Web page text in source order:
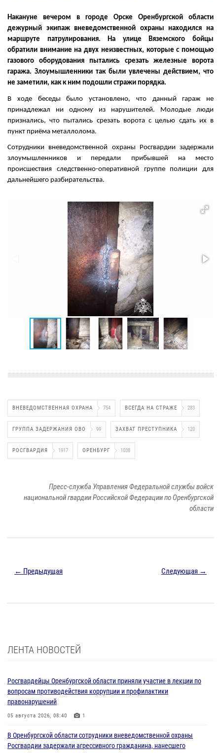
Накануне вечером в городе Орске Оренбургской области
дежурный экипаж вневедомственной охраны находился на
маршруте патрулирования. На улице Вяземского бойцы
обратили внимание на двух неизвестных, которые с помощью
газового оборудования пытались срезать железные ворота
гаража. Злоумышленники так были увлечены действием, что
не заметили, как к ним подошли стражи порядка.
В ходе беседы было установлено, что данный гараж не
принадлежал ни одному из нарушителей. Молодые люди
признались, что пытались срезать ворота с целью сдать их в
пункт приёма металлолома.
Сотрудники вневедомственной охраны Росгвардии задержали
злоумышленников и передали прибывшей на место
происшествия следственно-оперативной группе полиции для
дальнейшего разбирательства.
ВНЕВЕДОМСТВЕННАЯ ОХРАНА 754 ВСЕГДА НА СТРАЖЕ 283
ГРУППА ЗАДЕРЖАНИЯ ОВО 99 ЗАХВАТ ПРЕСТУПНИКА 120
РОСГВАРДИЯ 1917 ОРЕНБУРГ 1038
Пресс-служба Управления Федеральной службы войск
национальной гвардии Российской Федерации по Оренбургской
области
← Предыдущая Следующая →
ЛЕНТА НОВОСТЕЙ
Росгвардейцы Оренбургской области приняли участие в лекции по
вопросам противодействия коррупции и профилактики
правонарушений
05 августа 2026, 08:40 1
В Оренбургской области сотрудники вневедомственной охраны
Росгвардии задержали агрессивного гражданина, нанесшего